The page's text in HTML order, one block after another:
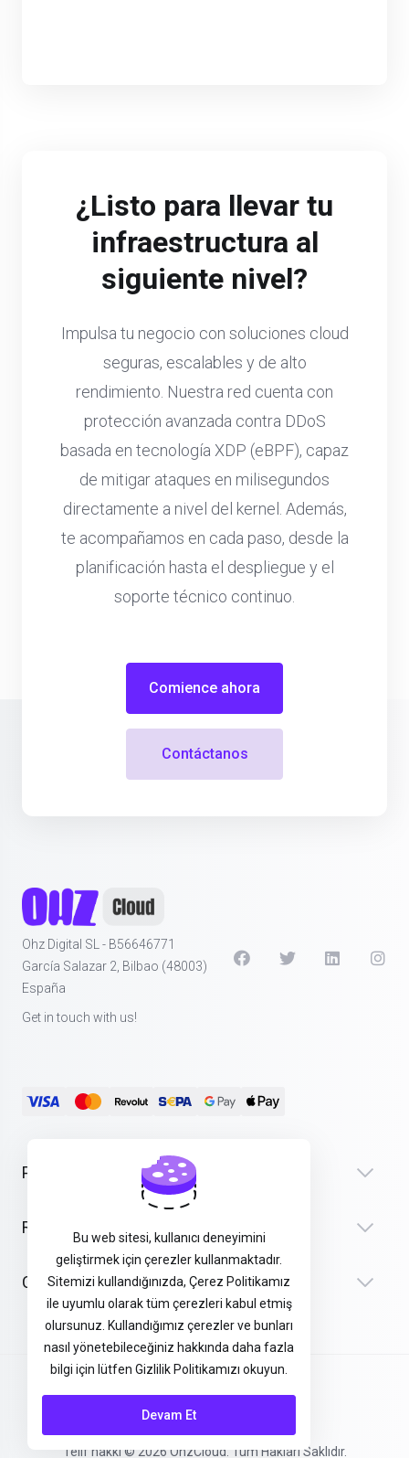
¿Listo para llevar tu
infraestructura al
siguiente nivel?
Impulsa tu negocio con soluciones cloud
seguras, escalables y de alto
rendimiento. Nuestra red cuenta con
protección avanzada contra DDoS
basada en tecnología XDP (eBPF), capaz
de mitigar ataques en milisegundos
directamente a nivel del kernel. Además,
te acompañamos en cada paso, desde la
planificación hasta el despliegue y el
soporte técnico continuo.
Contáctanos
Comience ahora
Ohz Digital SL - B56646771
García Salazar 2, Bilbao (48003)
España
Get in touch with us!
Products
Recursos
Company
Telif hakkı © 2026 OhzCloud. Tüm Hakları Saklıdır.
Bu web sitesi, kullanıcı deneyimini
geliştirmek için çerezler kullanmaktadır.
Sitemizi kullandığınızda, Çerez Politikamız
ile uyumlu olarak tüm çerezleri kabul etmiş
olursunuz. Kullandığımız çerezler ve bunları
nasıl yönetebileceğiniz hakkında daha fazla
bilgi için lütfen Gizlilik Politikamızı okuyun.
Devam Et